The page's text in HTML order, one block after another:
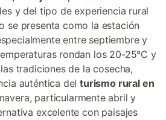
y del tipo de experiencia rural
se presenta como la estación
entre septiembre y
rondan los 20-25°C y
tradiciones de la cosecha,
auténtica delturismo rural en
particularmente abril y
excelente con paisajes